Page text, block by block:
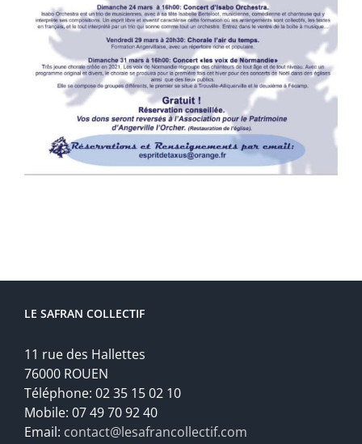
LE SAFRAN COLLECTIF
11 rue des Hallettes
76000 ROUEN
Téléphone: 02 35 15 02 10
Mobile: 07 49 70 92 40
Email: contact@lesafrancollectif.com